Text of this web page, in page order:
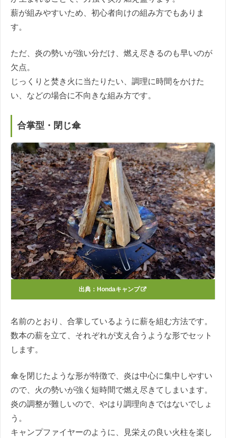
薪が組みやすいため、初心者向けの組み方でもありま
す。
ただ、炎の勢いが強い分だけ、燃え尽きるのも早いのが
欠点。
じっくりと焚き火に当たりたい、調理に時間をかけた
い、などの場合に不向きな組み方です。
合掌型・閉じ傘
出典： Hondaキャンプ
名前のとおり、合掌しているように薪を組む方法です。
数本の薪を立て、それぞれが支え合うような形でセット
します。
傘を閉じたような形が特徴で、炎は中心に集中しやすい
ので、火の勢いが強く短時間で燃え尽きてしまいます。
炎の調整が難しいので、やはり調理向きではないでしょ
う。
キャンプファイヤーのように、見栄えの良い火柱を楽し